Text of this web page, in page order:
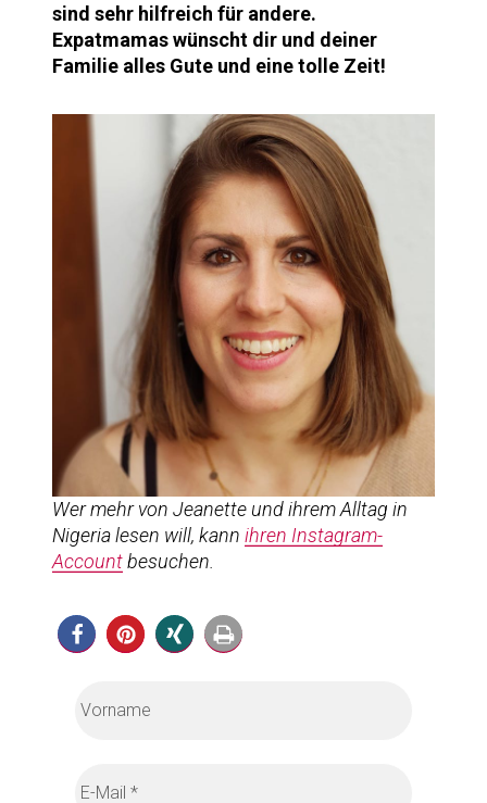
sind sehr hilfreich für andere.
Expatmamas wünscht dir und deiner
Familie alles Gute und eine tolle Zeit!
Wer mehr von Jeanette und ihrem Alltag in
Nigeria lesen will, kann ihren Instagram-
Accountbesuchen.